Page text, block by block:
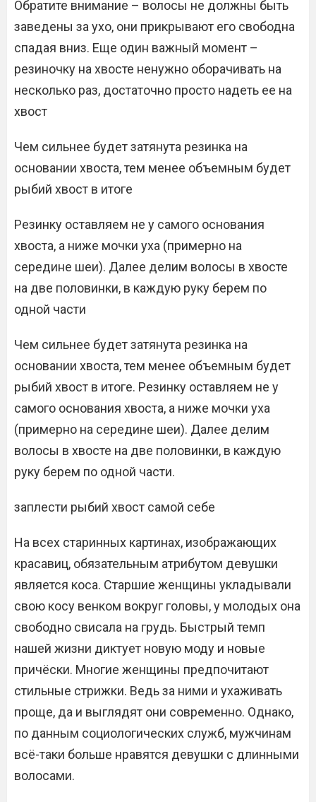
Обратите внимание – волосы не должны быть
заведены за ухо, они прикрывают его свободна
спадая вниз. Еще один важный момент –
резиночку на хвосте ненужно оборачивать на
несколько раз, достаточно просто надеть ее на
хвост
Чем сильнее будет затянута резинка на
основании хвоста, тем менее объемным будет
рыбий хвост в итоге
Резинку оставляем не у самого основания
хвоста, а ниже мочки уха (примерно на
середине шеи). Далее делим волосы в хвосте
на две половинки, в каждую руку берем по
одной части
Чем сильнее будет затянута резинка на
основании хвоста, тем менее объемным будет
рыбий хвост в итоге. Резинку оставляем не у
самого основания хвоста, а ниже мочки уха
(примерно на середине шеи). Далее делим
волосы в хвосте на две половинки, в каждую
руку берем по одной части.
заплести рыбий хвост самой себе
На всех старинных картинах, изображающих
красавиц, обязательным атрибутом девушки
является коса. Старшие женщины укладывали
свою косу венком вокруг головы, у молодых она
свободно свисала на грудь. Быстрый темп
нашей жизни диктует новую моду и новые
причёски. Многие женщины предпочитают
стильные стрижки. Ведь за ними и ухаживать
проще, да и выглядят они современно. Однако,
по данным социологических служб, мужчинам
всё-таки больше нравятся девушки с длинными
волосами.